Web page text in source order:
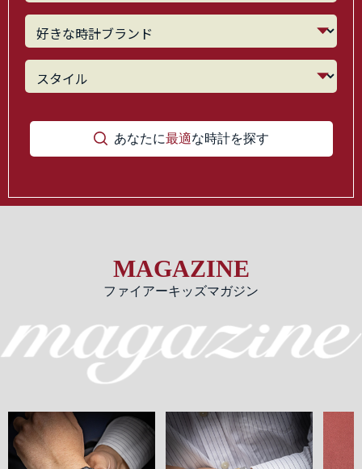
あなたに最適な時計を探す
MAGAZINE
ファイアーキッズマガジン